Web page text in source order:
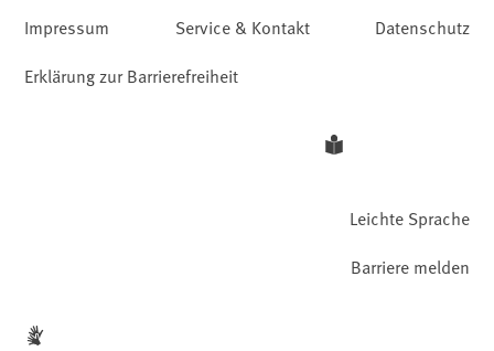
Impressum Service & Kontakt
Datenschutz
Erklärung zur Barrierefreiheit
Leichte Sprache
Barriere melden